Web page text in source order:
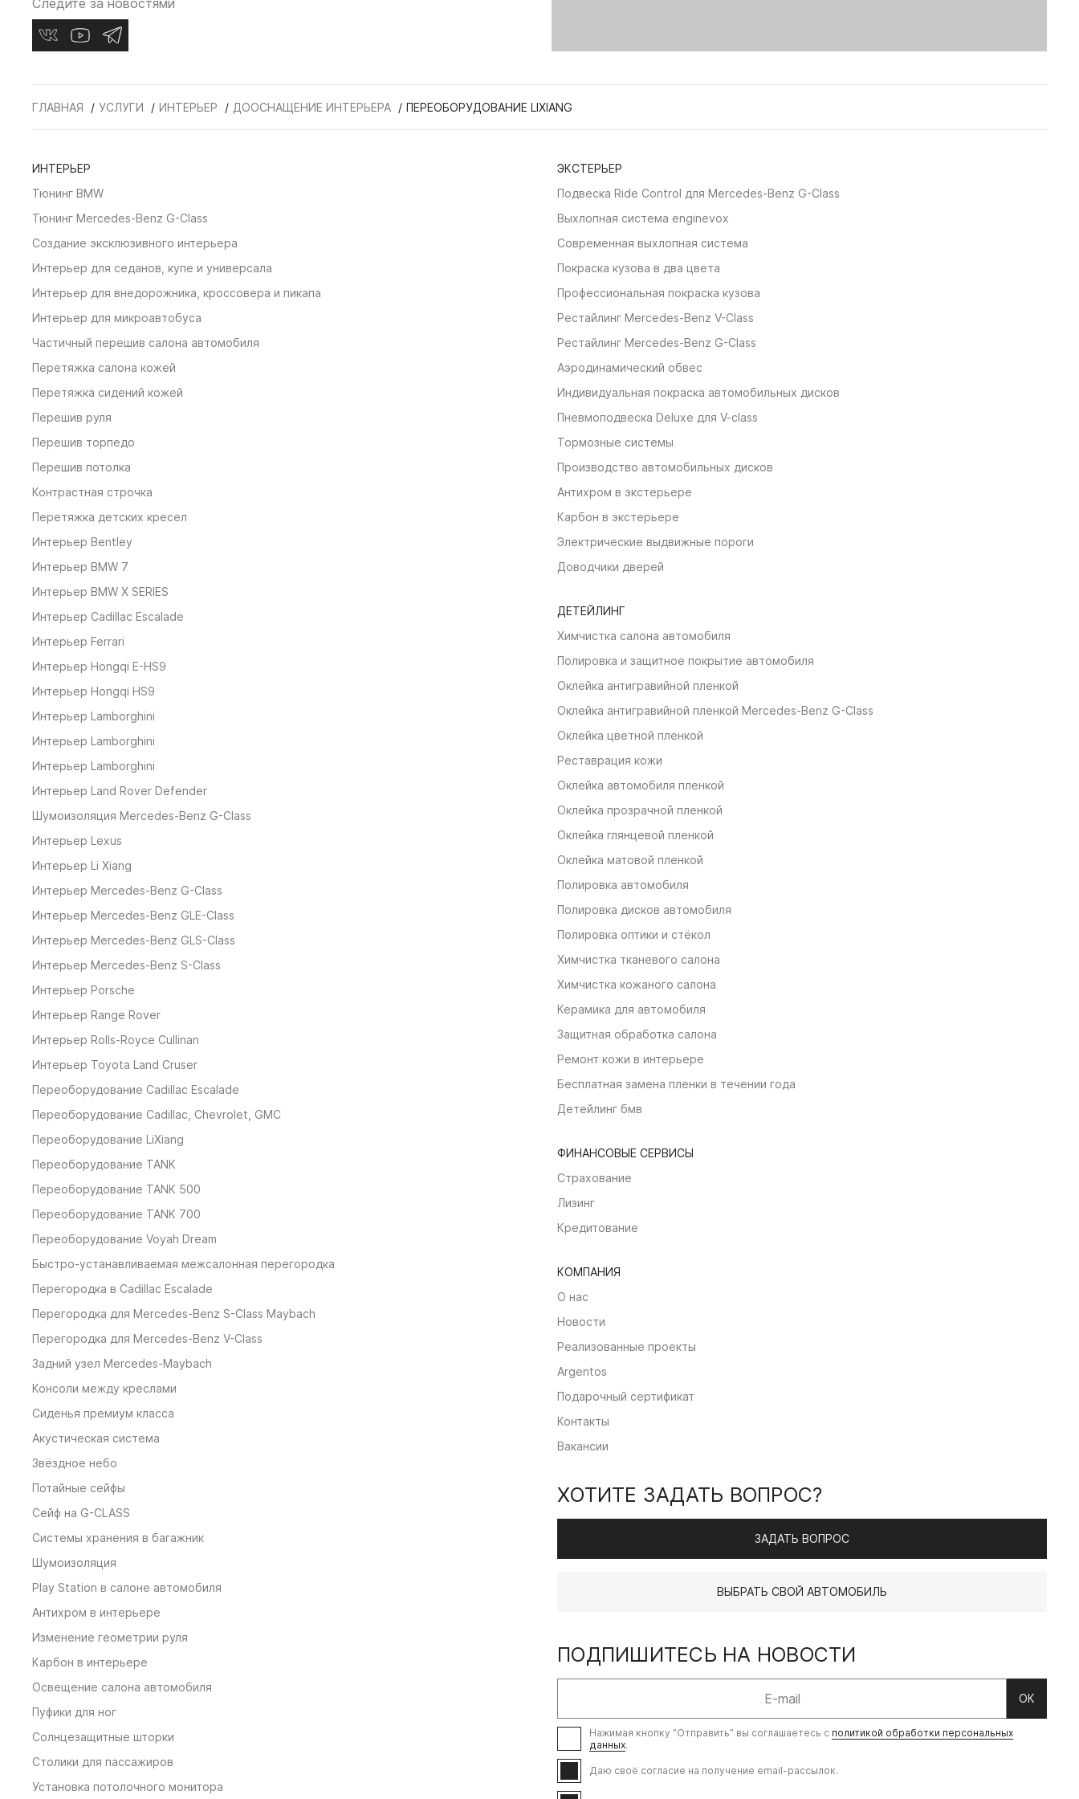
ГЛАВНАЯ УСЛУГИ ИНТЕРЬЕР ДООСНАЩЕНИЕ ИНТЕРЬЕРА ПЕРЕОБОРУДОВАНИЕ LIXIANG
ИНТЕРЬЕР
Тюнинг BMW
Тюнинг Mercedes-Benz G-Class
Создание эксклюзивного интерьера
Интерьер для седанов, купе и универсала
Интерьер для внедорожника, кроссовера и пикапа
Интерьер для микроавтобуса
Частичный перешив салона автомобиля
Перетяжка салона кожей
Перетяжка сидений кожей
Перешив руля
Перешив торпедо
Перешив потолка
Контрастная строчка
Перетяжка детских кресел
Интерьер Bentley
Интерьер BMW 7
Интерьер BMW X SERIES
Интерьер Cadillac Escalade
Интерьер Ferrari
Интерьер Hongqi E-HS9
Интерьер Hongqi HS9
Интерьер Lamborghini
Интерьер Lamborghini
Интерьер Lamborghini
Интерьер Land Rover Defender
Шумоизоляция Mercedes-Benz G-Class
Интерьер Lexus
Интерьер Li Xiang
Интерьер Mercedes-Benz G-Class
Интерьер Mercedes-Benz GLE-Class
Интерьер Mercedes-Benz GLS-Class
Интерьер Mercedes-Benz S-Class
Интерьер Porsche
Интерьер Range Rover
Интерьер Rolls-Royce Cullinan
Интерьер Toyota Land Cruser
Переоборудование Cadillaс Escalade
Переоборудование Cadillaс, Chevrolet, GMC
Переоборудование LiXiang
Переоборудование TANK
Переоборудование TANK 500
Переоборудование TANK 700
Переоборудование Voyah Dream
Быстро-устанавливаемая межсалонная перегородка
Перегородка в Cadillac Escalade
Перегородка для Mercedes-Benz S-Class Maybach
Перегородка для Mercedes-Benz V-Class
Задний узел Mercedes-Maybach
Консоли между креслами
Сиденья премиум класса
Акустическая система
Звёздное небо
Потайные сейфы
Сейф на G-CLASS
Системы хранения в багажник
Шумоизоляция
Play Station в салоне автомобиля
Антихром в интерьере
Изменение геометрии руля
Карбон в интерьере
Освещение салона автомобиля
Пуфики для ног
Солнцезащитные шторки
Столики для пассажиров
Установка потолочного монитора
ЭКСТЕРЬЕР
Подвеска Ride Control для Mercedes-Benz G-Class
Выхлопная система enginevox
Современная выхлопная система
Покраска кузова в два цвета
Профессиональная покраска кузова
Рестайлинг Mercedes-Benz V-Class
Рестайлинг Mercedes-Benz G-Class
Аэродинамический обвес
Индивидуальная покраска автомобильных дисков
Пневмоподвеска Deluxe для V-class
Тормозные системы
Производство автомобильных дисков
Антихром в экстерьере
Карбон в экстерьере
Электрические выдвижные пороги
Доводчики дверей
ДЕТЕЙЛИНГ
Химчистка салона автомобиля
Полировка и защитное покрытие автомобиля
Оклейка антигравийной пленкой
Оклейка антигравийной пленкой Mercedes-Benz G-Class
Оклейка цветной пленкой
Реставрация кожи
Оклейка автомобиля пленкой
Оклейка прозрачной пленкой
Оклейка глянцевой пленкой
Оклейка матовой пленкой
Полировка автомобиля
Полировка дисков автомобиля
Полировка оптики и стёкол
Химчистка тканевого салона
Химчистка кожаного салона
Керамика для автомобиля
Защитная обработка салона
Ремонт кожи в интерьере
Бесплатная замена пленки в течении года
Детейлинг бмв
КОМПАНИЯ
О нас
Новости
Реализованные проекты
Argentos
Подарочный сертификат
Контакты
Вакансии
ФИНАНСОВЫЕ СЕРВИСЫ
Страхование
Лизинг
Кредитование
ХОТИТЕ ЗАДАТЬ ВОПРОС?
ЗАДАТЬ ВОПРОС
ВЫБРАТЬ СВОЙ АВТОМОБИЛЬ
ПОДПИШИТЕСЬ НА НОВОСТИ
ОК
Нажимая кнопку ”Отправить” вы соглашаетесь с политикой обработки персональных
данных.
Даю своё согласие на получение email-рассылок.